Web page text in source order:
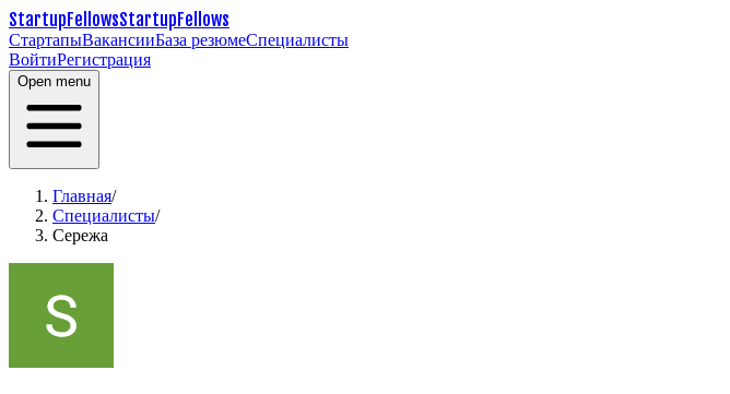
StartupFellowsStartupFellows
СтартапыВакансииБаза резюмеСпециалисты
ВойтиРегистрация
Open menu
Главная/
Специалисты/
Сережа